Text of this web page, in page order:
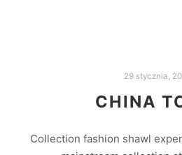
29 stycznia,
CHINA
Collection fashion shawl